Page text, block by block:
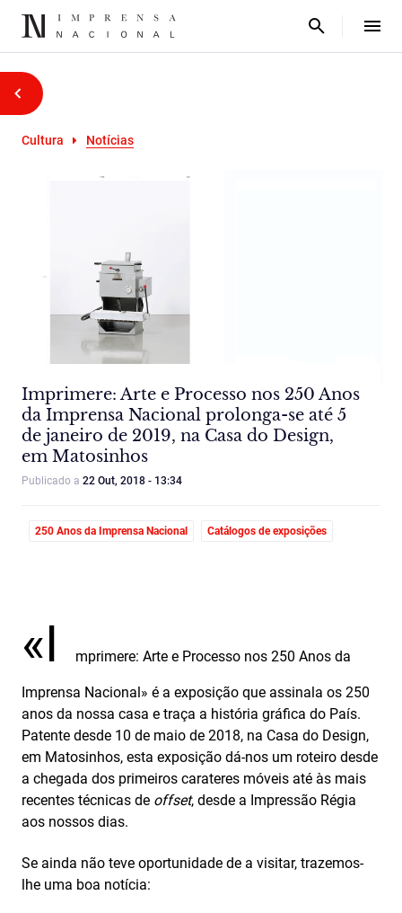
Cultura Notícias
Imprimere: Arte e Processo nos 250 Anos
da Imprensa Nacional prolonga-se até 5
de janeiro de 2019, na Casa do Design,
em Matosinhos
Publicado a 22 Out, 2018 - 13:34
250 Anos da Imprensa Nacional Catálogos de exposições
«I mprimere: Arte e Processo nos 250 Anos da
Imprensa Nacional» é a exposição que assinala os 250
anos da nossa casa e traça a história gráfica do País.
Patente desde 10 de maio de 2018, na Casa do Design,
em Matosinhos, esta exposição dá-nos um roteiro desde
a chegada dos primeiros carateres móveis até às mais
recentes técnicas de offset, desde a Impressão Régia
aos nossos dias.
Se ainda não teve oportunidade de a visitar, trazemos-
lhe uma boa notícia: